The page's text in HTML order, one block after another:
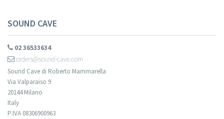
SOUND CAVE
02 36533634
orders@sound-cave.com
Sound Cave di Roberto Mammarella
Via Valparaiso 9
20144 Milano
Italy
P.IVA 08306900963